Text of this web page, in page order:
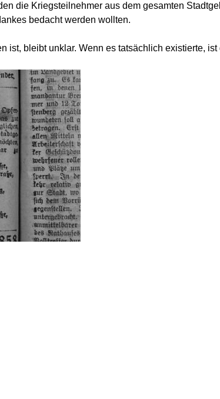
die Kriegsteilnehmer aus dem gesamten
bedacht werden wollten.
ist, bleibt unklar. Wenn es tatsächlich existierte,